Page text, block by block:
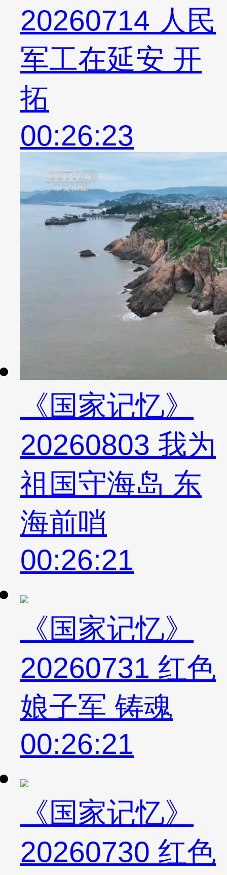
20260714 人民
军工在延安 开
拓
00:26:23
《国家记忆》
20260803 我为
祖国守海岛 东
海前哨
00:26:21
《国家记忆》
20260731 红色
娘子军 铸魂
00:26:21
《国家记忆》
20260730 红色